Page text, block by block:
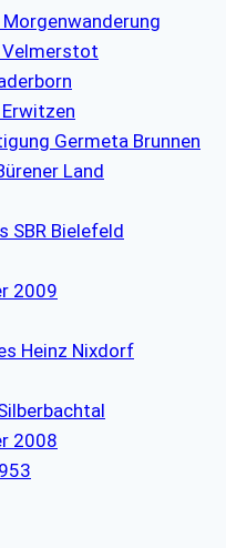
Velmerstot
Germeta Brunnen
Land
SBR Bielefeld
2009
Heinz Nixdorf
2008